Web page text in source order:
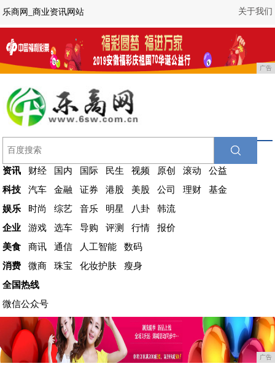
关于我们
乐商网_商业资讯网站
广告
资讯 财经 国内 国际 民生 视频 原创 滚动
公益
科技
汽车 金融 证券 港股 美股 公司 理财
基金
娱乐
时尚 综艺 音乐 明星 八卦
韩流
企业
游戏 选车 导购 评测 行情
报价
美食
商讯 通信 人工智能
数码
消费
微商 珠宝 化妆护肤
瘦身
全国热线
微信公众号
广告